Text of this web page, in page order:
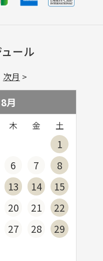
ール
8月
木 金 土
1
6 7
8
13 14
15
20 21
22
27 28
29
次月